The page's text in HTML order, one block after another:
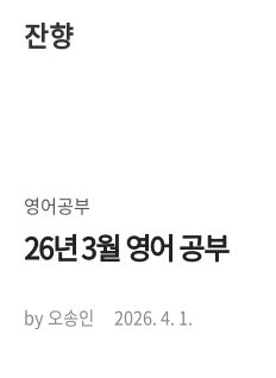
잔향
영어공부
26년 3월 영어 공부
by 오송인 2026. 4. 1.